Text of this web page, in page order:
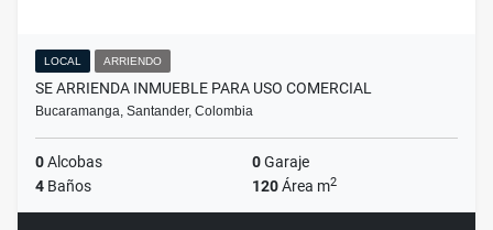
LOCAL ARRIENDO
SE ARRIENDA INMUEBLE PARA USO COMERCIAL
Bucaramanga, Santander, Colombia
0Alcobas 0Garaje
4 Baños 120Área m2